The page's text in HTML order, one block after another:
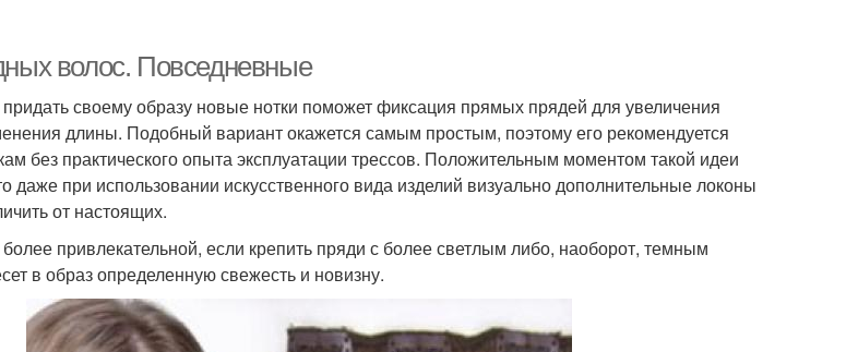
волос. Повседневные
своему образу новые нотки поможет фиксация прямых прядей для увеличения
длины. Подобный вариант окажется самым простым, поэтому его рекомендуется
без практического опыта эксплуатации трессов. Положительным моментом такой идеи
даже при использовании искусственного вида изделий визуально дополнительные локоны
от настоящих.
привлекательной, если крепить пряди с более светлым либо, наоборот, темным
в образ определенную свежесть и новизну.